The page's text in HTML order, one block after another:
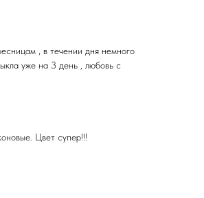
, в течении дня немного
уже на 3 день , любовь с
Цвет супер!!!